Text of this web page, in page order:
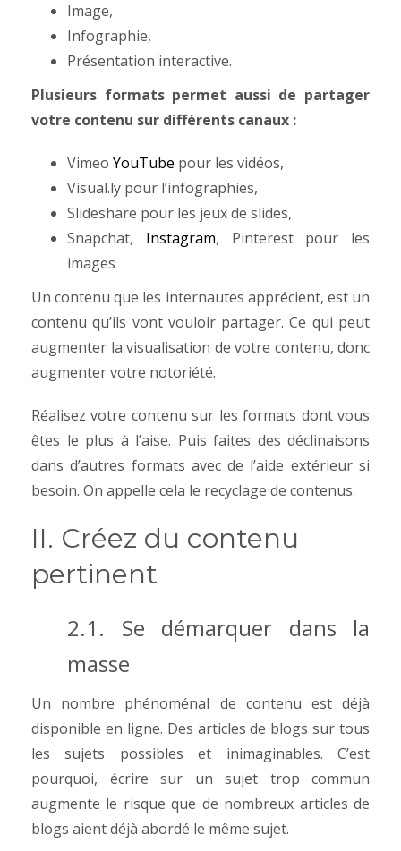
Image,
Infographie,
Présentation interactive.
Plusieurs formats permet aussi de partager
votre contenu sur différents canaux :
Vimeo YouTube pour les vidéos,
Visual.ly pour l’infographies,
Slideshare pour les jeux de slides,
Snapchat, Instagram, Pinterest pour les
images
Un contenu que les internautes apprécient, est un
contenu qu’ils vont vouloir partager. Ce qui peut
augmenter la visualisation de votre contenu, donc
augmenter votre notoriété.
Réalisez votre contenu sur les formats dont vous
êtes le plus à l’aise. Puis faites des déclinaisons
dans d’autres formats avec de l’aide extérieur si
besoin. On appelle cela le recyclage de contenus.
II. Créez du contenu
pertinent
2.1. Se démarquer dans la
masse
Un nombre phénoménal de contenu est déjà
disponible en ligne. Des articles de blogs sur tous
les sujets possibles et inimaginables. C’est
pourquoi, écrire sur un sujet trop commun
augmente le risque que de nombreux articles de
blogs aient déjà abordé le même sujet.